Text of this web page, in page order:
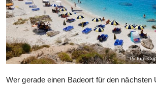
Picture
Wer gerade einen Badeort für den nächsten